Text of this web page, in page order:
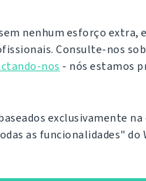
nenhum esforço extra,
Consulte-nos
nos - nós estamos
exclusivamente
as funcionalidades" do